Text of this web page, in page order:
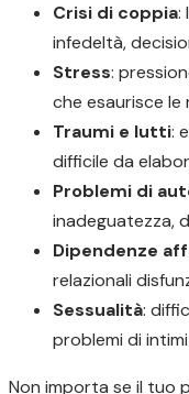
Crisi di coppia:
infedeltà,
Stress:
che esaurisce le
Traumi e lutti:
difficile da
Problemi di
inadeguatezza,
Dipendenze
relazionali
Sessualità:
problemi di
Non importa se il tuo